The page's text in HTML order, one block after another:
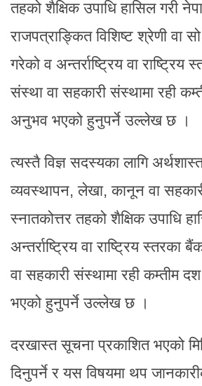
तहको शैक्षिक उपाधि हासिल गरी
राजपत्राङ्कित विशिष्ट श्रेणी वा
गरेको व अन्तर्राष्ट्रिय वा राष्ट्रिय
संस्था वा सहकारी संस्थामा रही
अनुभव भएको हुनुपर्ने उल्लेख छ ।
त्यस्तै विज्ञ सदस्यका लागि
व्यवस्थापन, लेखा, कानून वा
स्नातकोत्तर तहको शैक्षिक उपाधि
अन्तर्राष्ट्रिय वा राष्ट्रिय स्तरका
वा सहकारी संस्थामा रही कम्तीम
भएको हुनुपर्ने उल्लेख छ ।
दरखास्त सूचना प्रकाशित भएको
दिनुपर्ने र यस विषयमा थप